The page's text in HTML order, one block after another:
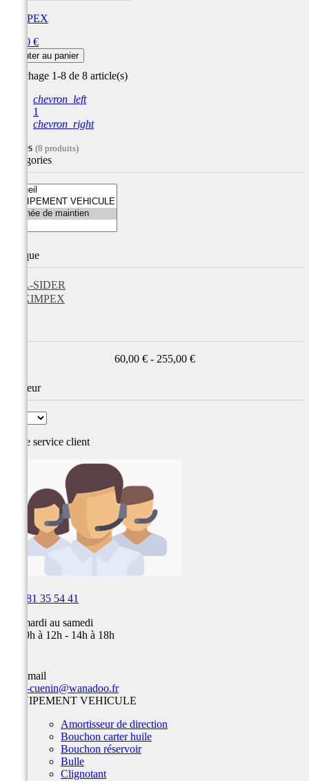
KIMPEX
62,00 €
Ajouter au panier
Affichage 1-8 de 8 article(s)
chevron_left
1
chevron_right
Filtres (8 produits)
Catégories
Marque
A-SIDER
KIMPEX
60,00 € - 255,00 €
Couleur
Notre service client
03 81 35 54 41
Du mardi au samedi
de 09h à 12h - 14h à 18h
Par email
team-cuenin@wanadoo.fr
EQUIPEMENT VEHICULE
Amortisseur de direction
Bouchon carter huile
Bouchon réservoir
Bulle
Clignotant